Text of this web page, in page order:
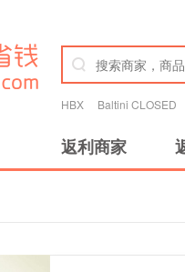
HBX Baltini CLOSED
返利商家